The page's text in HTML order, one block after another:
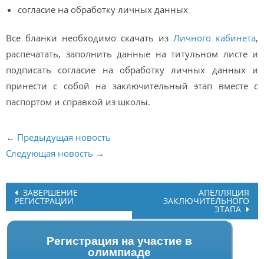
согласие на обработку личных данных
Все бланки необходимо скачать из Личного кабинета,
распечатать, заполнить данные на титульном листе и
подписать согласие на обработку личных данных и
принести с собой на заключительный этап вместе с
паспортом и справкой из школы.
← Предыдущая новость
Следующая новость →
Post
navigation
ЗАВЕРШЕНИЕ
РЕГИСТРАЦИИ
АПЕЛЛЯЦИЯ
ЗАКЛЮЧИТЕЛЬНОГО
ЭТАПА
Регистрация на участие в
олимпиаде